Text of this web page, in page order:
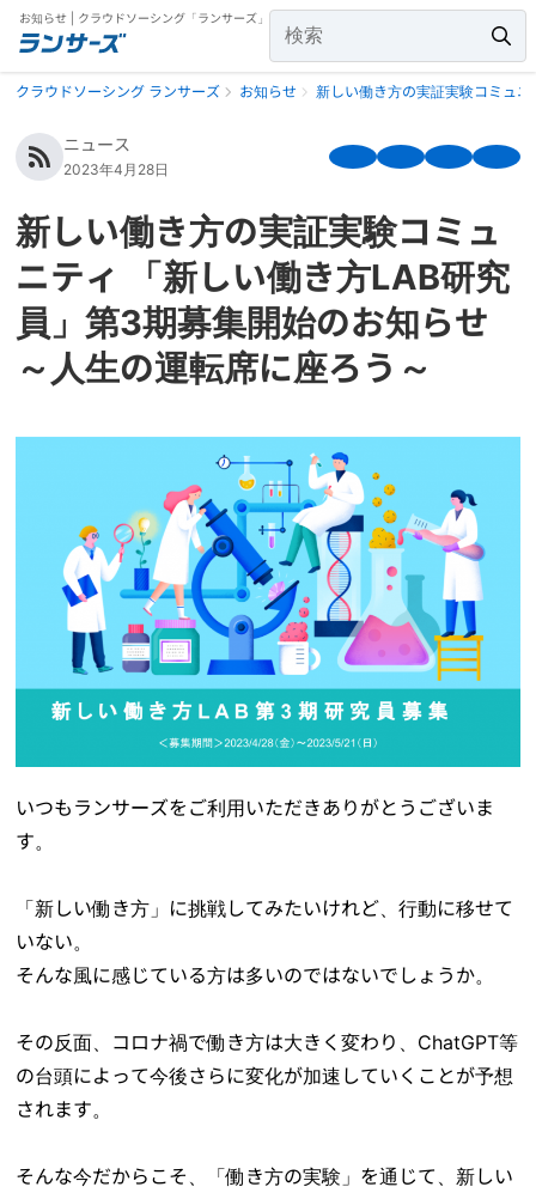
お知らせ | クラウドソーシング「ランサーズ」
クラウドソーシング ランサーズ お知らせ 新しい働き方の実証実験コミュ
ニュース
2023年4月28日
新しい働き方の実証実験コミュ
ニティ 「新しい働き方LAB研究
員」第3期募集開始のお知らせ
～人生の運転席に座ろう～
いつもランサーズをご利用いただきありがとうございま
す。
「新しい働き方」に挑戦してみたいけれど、行動に移せて
いない。
そんな風に感じている方は多いのではないでしょうか。
その反面、コロナ禍で働き方は大きく変わり、ChatGPT等
の台頭によって今後さらに変化が加速していくことが予想
されます。
そんな今だからこそ、「働き方の実験」を通じて、新しい